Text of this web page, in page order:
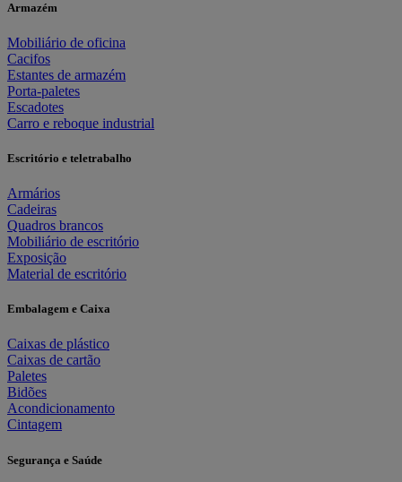
Armazém
Mobiliário de oficina
Cacifos
Estantes de armazém
Porta-paletes
Escadotes
Carro e reboque industrial
Escritório e teletrabalho
Armários
Cadeiras
Quadros brancos
Mobiliário de escritório
Exposição
Material de escritório
Embalagem e Caixa
Caixas de plástico
Caixas de cartão
Paletes
Bidões
Acondicionamento
Cintagem
Segurança e Saúde